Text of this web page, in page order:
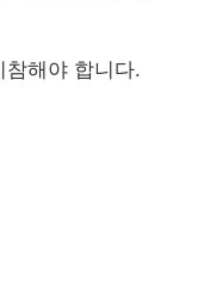
참해야 합니다.